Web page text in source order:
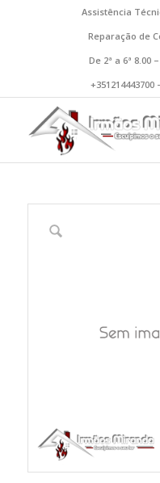
Assistência
Reparação de
De 2ª a 6ª 8.00